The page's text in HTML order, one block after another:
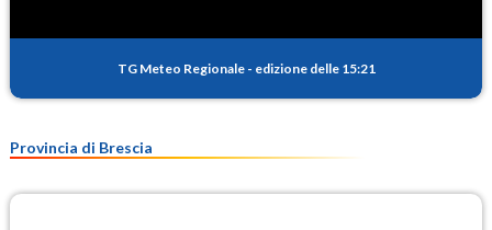
TG Meteo Regionale - edizione delle 15:21
Provincia di Brescia